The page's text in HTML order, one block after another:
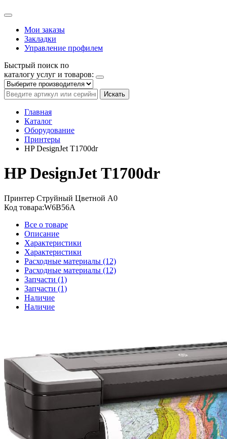
Мои заказы
Закладки
Управление профилем
Быстрый поиск по
каталогу услуг и товаров:
Искать
Главная
Каталог
Оборудование
Принтеры
HP DesignJet T1700dr
HP DesignJet T1700dr
Принтер Струйный Цветной A0
Код товара:W6B56A
Все о товаре
Описание
Характеристики
Характеристики
Расходные материалы (12)
Расходные материалы (12)
Запчасти (1)
Запчасти (1)
Наличие
Наличие